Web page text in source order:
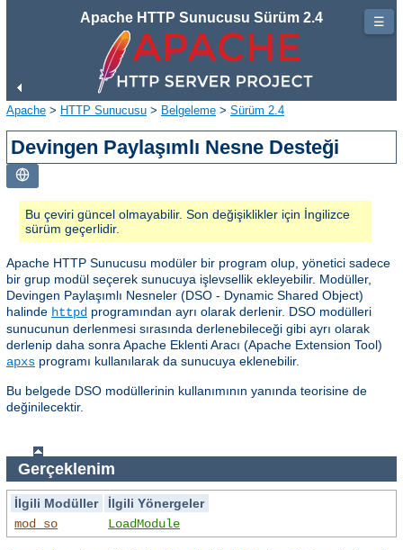
Apache HTTP Sunucusu Sürüm 2.4
Apache > HTTP Sunucusu > Belgeleme > Sürüm 2.4
Devingen Paylaşımlı Nesne Desteği
Bu çeviri güncel olmayabilir. Son değişiklikler için İngilizce
sürüm geçerlidir.
Apache HTTP Sunucusu modüler bir program olup, yönetici sadece
bir grup modül seçerek sunucuya işlevsellik ekleyebilir. Modüller,
Devingen Paylaşımlı Nesneler (DSO - Dynamic Shared Object)
halinde httpd programından ayrı olarak derlenir. DSO modülleri
sunucunun derlenmesi sırasında derlenebileceği gibi ayrı olarak
derlenip daha sonra Apache Eklenti Aracı (Apache Extension Tool)
apxs programı kullanılarak da sunucuya eklenebilir.
Bu belgede DSO modüllerinin kullanımının yanında teorisine de
değinilecektir.
Gerçeklenim
İlgili Modüller
İlgili Yönergeler
mod_so
LoadModule
☰